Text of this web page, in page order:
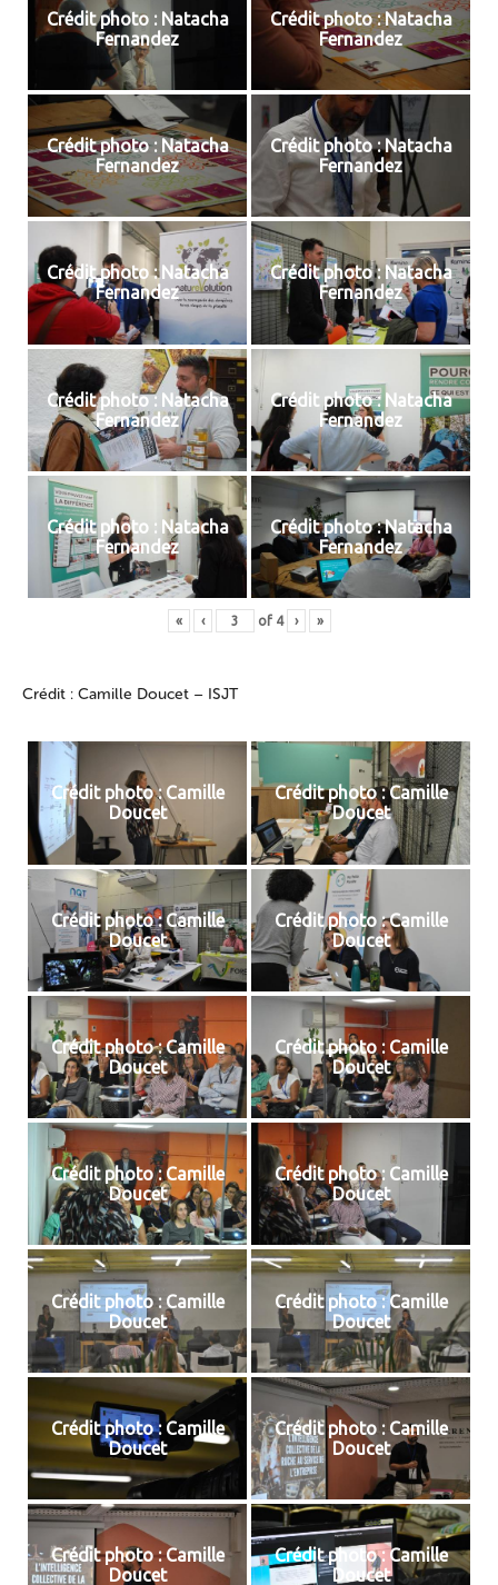
Crédit photo : Natacha
Fernandez
Crédit photo : Natacha
Fernandez
Crédit photo : Natacha
Fernandez
Crédit photo : Natacha
Fernandez
Crédit photo : Natacha
Fernandez
Crédit photo : Natacha
Fernandez
Crédit photo : Natacha
Fernandez
Crédit photo : Natacha
Fernandez
Crédit photo : Natacha
Fernandez
Crédit photo : Natacha
Fernandez
« ‹ of 4 › »
Crédit : Camille Doucet – ISJT
Crédit photo : Camille
Doucet
Crédit photo : Camille
Doucet
Crédit photo : Camille
Doucet
Crédit photo : Camille
Doucet
Crédit photo : Camille
Doucet
Crédit photo : Camille
Doucet
Crédit photo : Camille
Doucet
Crédit photo : Camille
Doucet
Crédit photo : Camille
Doucet
Crédit photo : Camille
Doucet
Crédit photo : Camille
Doucet
Crédit photo : Camille
Doucet
Crédit photo : Camille
Doucet
Crédit photo : Camille
Doucet